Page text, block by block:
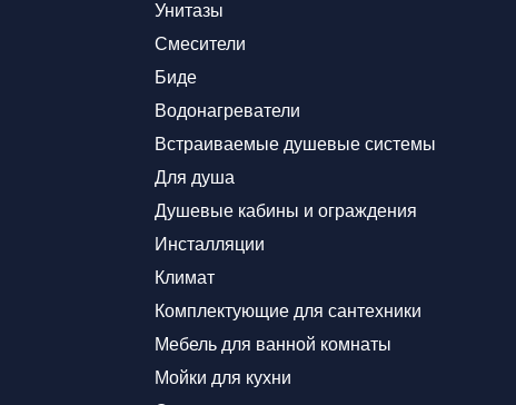
Унитазы
Смесители
Биде
Водонагреватели
Встраиваемые душевые системы
Для душа
Душевые кабины и ограждения
Инсталляции
Климат
Комплектующие для сантехники
Мебель для ванной комнаты
Мойки для кухни